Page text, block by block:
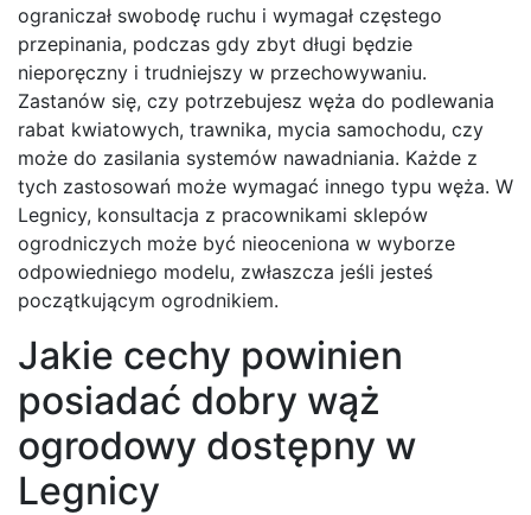
ograniczał swobodę ruchu i wymagał częstego
przepinania, podczas gdy zbyt długi będzie
nieporęczny i trudniejszy w przechowywaniu.
Zastanów się, czy potrzebujesz węża do podlewania
rabat kwiatowych, trawnika, mycia samochodu, czy
może do zasilania systemów nawadniania. Każde z
tych zastosowań może wymagać innego typu węża. W
Legnicy, konsultacja z pracownikami sklepów
ogrodniczych może być nieoceniona w wyborze
odpowiedniego modelu, zwłaszcza jeśli jesteś
początkującym ogrodnikiem.
Jakie cechy powinien
posiadać dobry wąż
ogrodowy dostępny w
Legnicy